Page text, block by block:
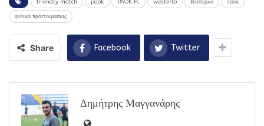
friendly match paok PAOK FC westerlo Βεστερλο παοκ
φιλικο προετοιμασιας
Share Facebook Twitter
Δημήτρης Μαγγανάρης